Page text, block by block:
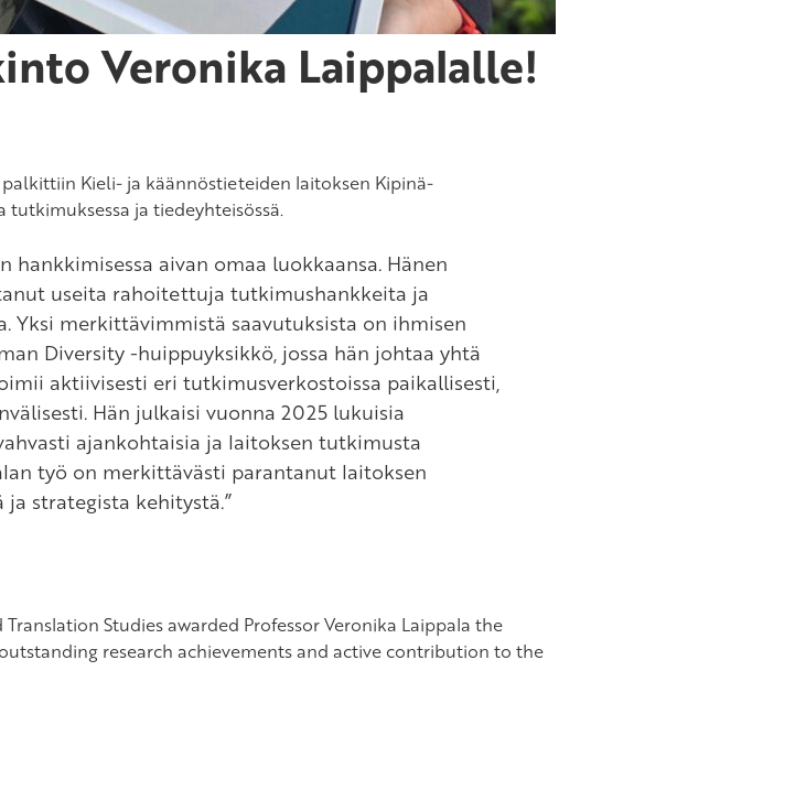
Veronika Laippalalle!
palkittiin Kieli- ja käännöstieteiden laitoksen Kipinä-
ja tiedeyhteisössä.
hankkimisessa aivan omaa luokkaansa. Hänen
useita rahoitettuja tutkimushankkeita ja
Yksi merkittävimmistä saavutuksista on ihmisen
Diversity -huippuyksikkö, jossa hän johtaa yhtä
aktiivisesti eri tutkimusverkostoissa paikallisesti,
Hän julkaisi vuonna 2025 lukuisia
ajankohtaisia ja laitoksen tutkimusta
työ on merkittävästi parantanut laitoksen
strategista kehitystä.”
Studies awarded Professor Veronika Laippala the
research achievements and active contribution to the